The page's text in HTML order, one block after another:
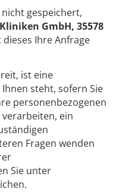
gespeichert,
GmbH, 35578
Ihre Anfrage
ist eine
steht, sofern Sie
personenbezogenen
ein
Fragen wenden
Sie unter